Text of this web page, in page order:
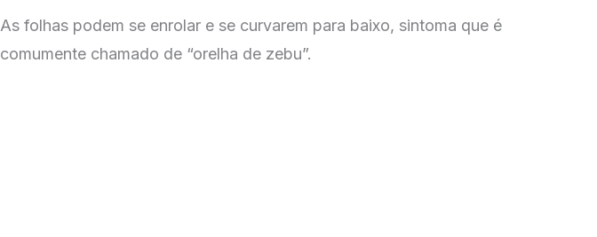
As folhas podem se enrolar e se curvarem para baixo, sintoma que é
comumente chamado de “orelha de zebu”.